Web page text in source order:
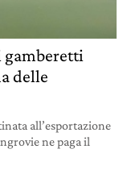
gamberetti
delle
all’esportazione
ne paga il